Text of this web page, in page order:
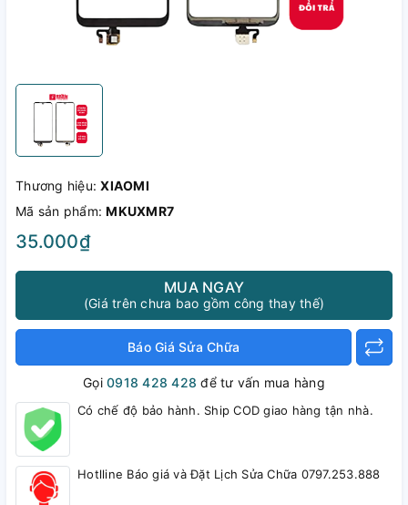
Thương hiệu:XIAOMI
Mã sản phẩm:MKUXMR7
35.000₫
MUA NGAY
(Giá trên chưa bao gồm công thay thế)
Báo Giá Sửa Chữa
Gọi0918 428 428 để tư vấn mua hàng
Có chế độ bảo hành. Ship COD giao hàng tận nhà.
Hotlline Báo giá và Đặt Lịch Sửa Chữa 0797.253.888